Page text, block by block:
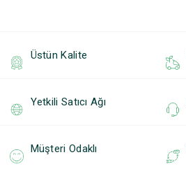
Üstün Kalite
Yetkili Satıcı Ağı
Müşteri Odaklı